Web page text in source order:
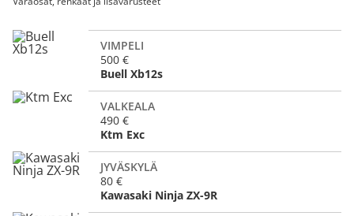
VIMPELI
Buell Xb12s
500 €
VALKEALA
Ktm Exc
490 €
JYVÄSKYLÄ
Kawasaki Ninja ZX-9R
80 €